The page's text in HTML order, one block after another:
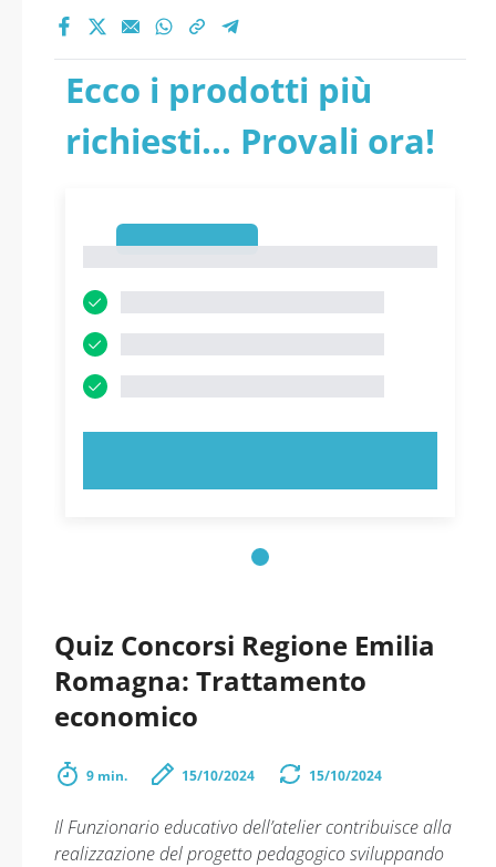
Ecco i prodotti più
richiesti... Provali ora!
Quiz Concorsi Regione Emilia
Romagna: Trattamento
economico
9 min. 15/10/2024 15/10/2024
Il Funzionario educativo dell’atelier contribuisce alla
realizzazione del progetto pedagogico sviluppando